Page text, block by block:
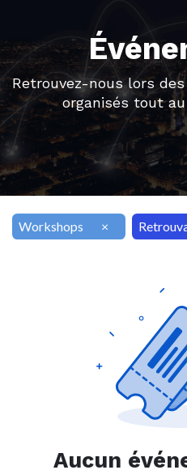
Retrouvez-nous lors
organisés tout
Workshops ×
Aucun